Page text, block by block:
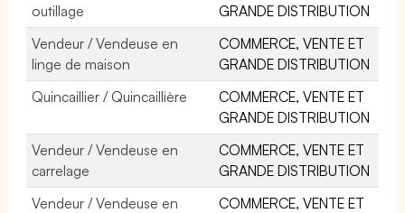
outillage
GRANDE DISTRIBUTION
Vendeur / Vendeuse en
linge de maison
COMMERCE, VENTE ET
GRANDE DISTRIBUTION
Quincaillier / Quincaillière
COMMERCE, VENTE ET
GRANDE DISTRIBUTION
Vendeur / Vendeuse en
carrelage
COMMERCE, VENTE ET
GRANDE DISTRIBUTION
Vendeur / Vendeuse en
COMMERCE, VENTE ET